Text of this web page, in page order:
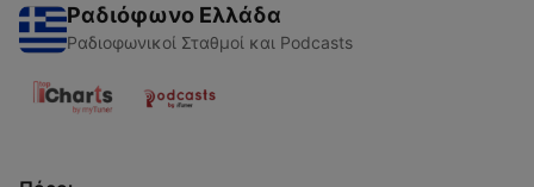
Ραδιόφωνο Ελλάδα
Ραδιοφωνικοί Σταθμοί και Podcasts